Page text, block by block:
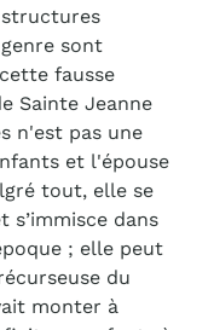
sont
fausse
Sainte Jeanne
n'est pas une
et l'épouse
tout, elle se
s’immisce dans
; elle peut
du
monter à